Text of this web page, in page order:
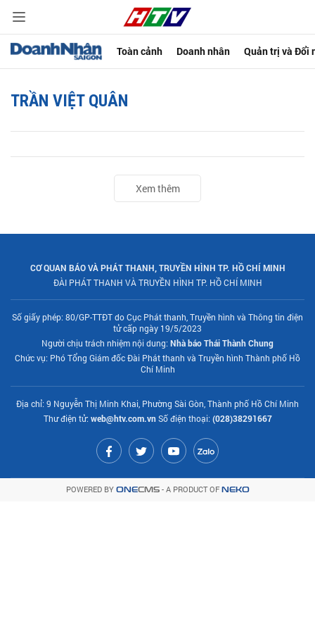
Toàn cảnh Doanh nhân Quản trị và Đổi
TRẦN VIỆT QUÂN
Xem thêm
CƠ QUAN BÁO VÀ PHÁT THANH, TRUYỀN HÌNH TP. HỒ CHÍ MINH
ĐÀI PHÁT THANH VÀ TRUYỀN HÌNH TP. HỒ CHÍ MINH
Số giấy phép: 80/GP-TTĐT do Cục Phát thanh, Truyền hình và Thông tin điện
tử cấp ngày 19/5/2023
Người chịu trách nhiệm nội dung: Nhà báo Thái Thành Chung
Chức vụ: Phó Tổng Giám đốc Đài Phát thanh và Truyền hình Thành phố Hồ
Chí Minh
Địa chỉ: 9 Nguyễn Thị Minh Khai, Phường Sài Gòn, Thành phố Hồ Chí Minh
Thư điện tử: web@htv.com.vnSố điện thoại: (028)38291667
POWERED BY ONECMS- A PRODUCT OF NEKO